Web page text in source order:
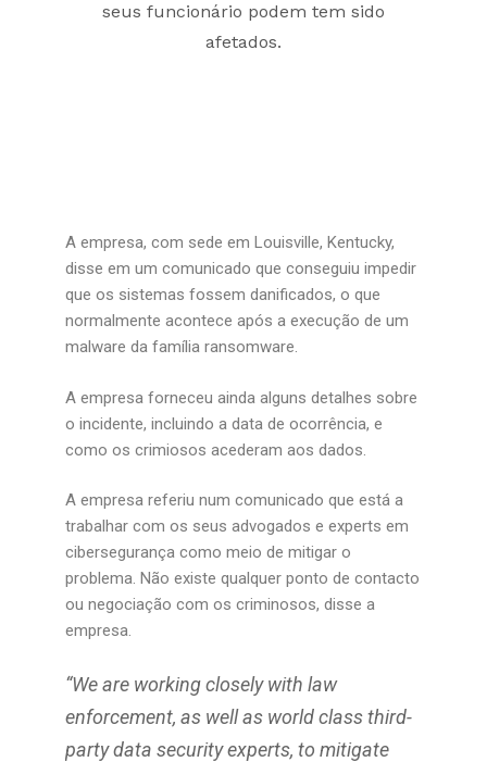
seus funcionário podem tem sido
afetados.
A empresa, com sede em Louisville, Kentucky,
disse em um comunicado que conseguiu impedir
que os sistemas fossem danificados, o que
normalmente acontece após a execução de um
malware da família ransomware.
A empresa forneceu ainda alguns detalhes sobre
o incidente, incluindo a data de ocorrência, e
como os crimiosos acederam aos dados.
A empresa referiu num comunicado que está a
trabalhar com os seus advogados e experts em
cibersegurança como meio de mitigar o
problema. Não existe qualquer ponto de contacto
ou negociação com os criminosos, disse a
empresa.
“We are working closely with law
enforcement, as well as world class third-
party data security experts, to mitigate